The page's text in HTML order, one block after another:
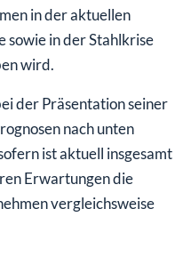
in der aktuellen
sowie in der Stahlkrise
wird.
der Präsentation seiner
nach unten
ist aktuell insgesamt
Erwartungen die
vergleichsweise